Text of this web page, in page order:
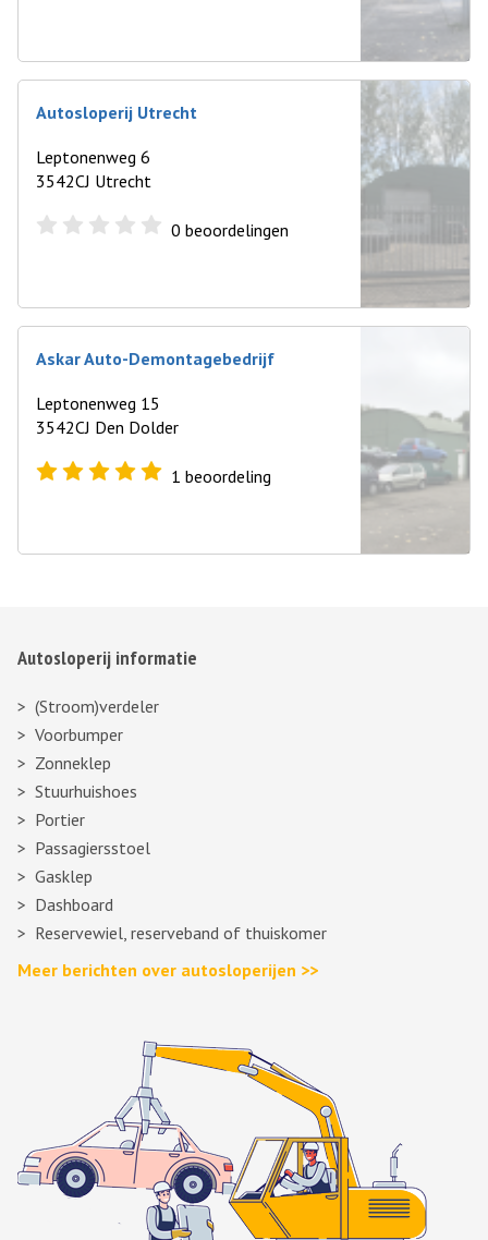
Autosloperij Utrecht
Leptonenweg 6
3542CJ Utrecht
0 beoordelingen
Askar Auto-Demontagebedrijf
Leptonenweg 15
3542CJ Den Dolder
1 beoordeling
Autosloperij informatie
(Stroom)verdeler
Voorbumper
Zonneklep
Stuurhuishoes
Portier
Passagiersstoel
Gasklep
Dashboard
Reservewiel, reserveband of thuiskomer
Meer berichten over autosloperijen >>